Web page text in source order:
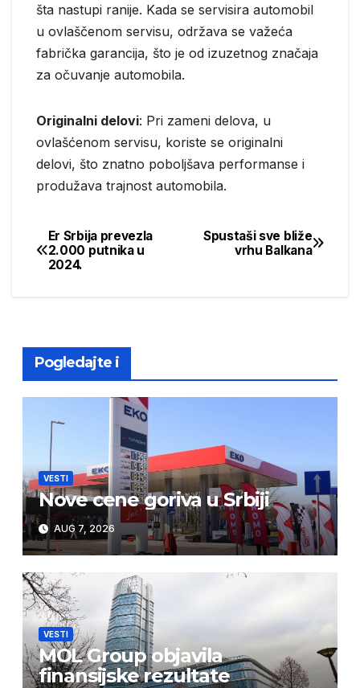
šta nastupi ranije. Kada se servisira automobil
u ovlaščenom servisu, održava se važeća
fabrička garancija, što je od izuzetnog značaja
za očuvanje automobila.
Originalni delovi: Pri zameni delova, u
ovlašćenom servisu, koriste se originalni
delovi, što znatno poboljšava performanse i
produžava trajnost automobila.
Post
navigation
Spustaši sve bliže
vrhu Balkana
Er Srbija prevezla
2.000 putnika u
2024.
Pogledajte i
VESTI
Nove cene goriva u Srbiji
AUG 7, 2026
VESTI
MOL Group objavila
finansijske rezultate